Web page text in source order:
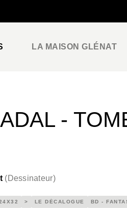
LA MAISON GLÉNAT
-
(Dessinateur)
> LE DÉCALOGUE BD -